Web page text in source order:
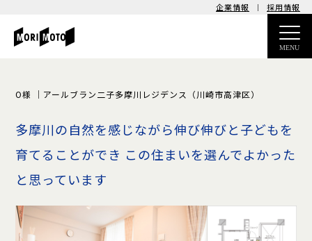
MENU
企業情報 採用情報
O様 ｜アールブラン二子多摩川レジデンス（川崎市高津区）
多摩川の自然を感じながら伸び伸びと子どもを
育てることができ この住まいを選んでよかった
と思っています